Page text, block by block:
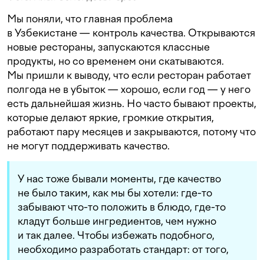
Мы поняли, что главная проблема
в Узбекистане — контроль качества. Открываются
новые рестораны, запускаются классные
продукты, но со временем они скатываются.
Мы пришли к выводу, что если ресторан работает
полгода не в убыток — хорошо, если год — у него
есть дальнейшая жизнь. Но часто бывают проекты,
которые делают яркие, громкие открытия,
работают пару месяцев и закрываются, потому что
не могут поддерживать качество.
У нас тоже бывали моменты, где качество
не было таким, как мы бы хотели: где-то
забывают что-то положить в блюдо, где-то
кладут больше ингредиентов, чем нужно
и так далее. Чтобы избежать подобного,
необходимо разработать стандарт: от того,
Подпишитесь на наш Telegram